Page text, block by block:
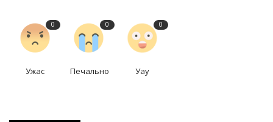
0
Ужас
0
Печально
0
Уау